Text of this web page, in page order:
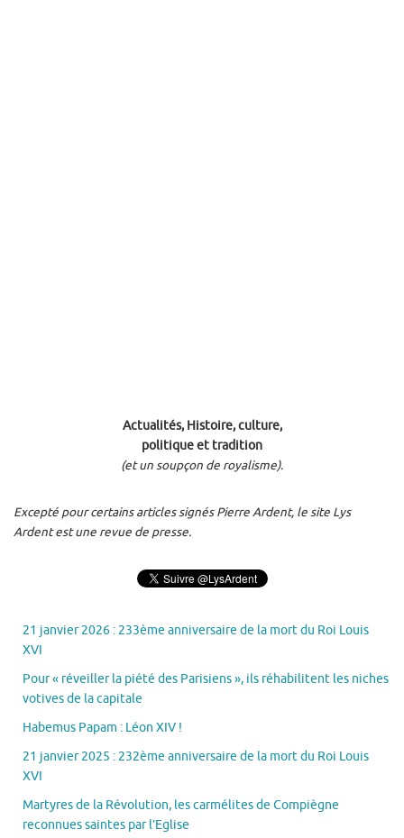
Actualités, Histoire, culture,
politique et tradition
(et un soupçon de royalisme).
Excepté pour certains articles signés Pierre Ardent, le site Lys
Ardent est une revue de presse.
21 janvier 2026 : 233ème anniversaire de la mort du Roi Louis
XVI
Pour « réveiller la piété des Parisiens », ils réhabilitent les niches
votives de la capitale
Habemus Papam : Léon XIV !
21 janvier 2025 : 232ème anniversaire de la mort du Roi Louis
XVI
Martyres de la Révolution, les carmélites de Compiègne
reconnues saintes par l’Eglise